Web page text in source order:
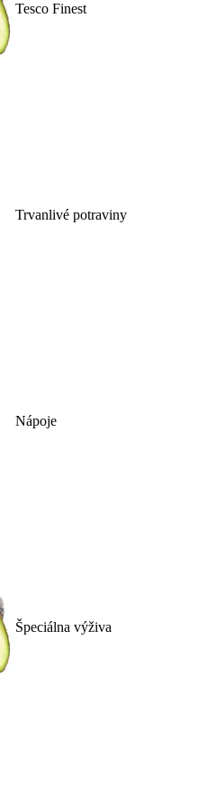
Tesco Finest
Trvanlivé potraviny
Nápoje
Špeciálna výživa